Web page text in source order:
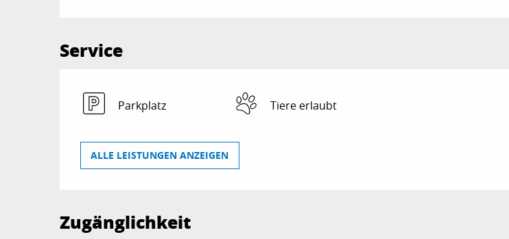
Service
Parkplatz Tiere erlaubt
ALLE LEISTUNGEN ANZEIGEN
Zugänglichkeit